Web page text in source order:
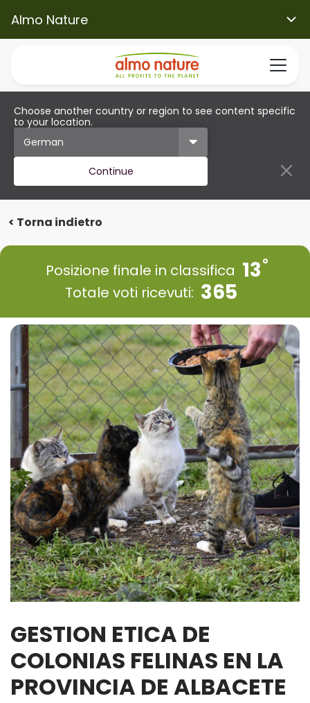
Almo Nature
Choose another country or region to see content specific
to your location.
Continue
< Torna indietro
Posizione finale in classifica 13
Totale voti ricevuti: 365
GESTION ETICA DE
COLONIAS FELINAS EN LA
PROVINCIA DE ALBACETE